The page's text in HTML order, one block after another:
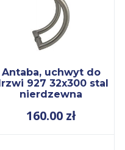
Antaba, uchwyt do
927 32x300 stal
nierdzewna
160.00 zł